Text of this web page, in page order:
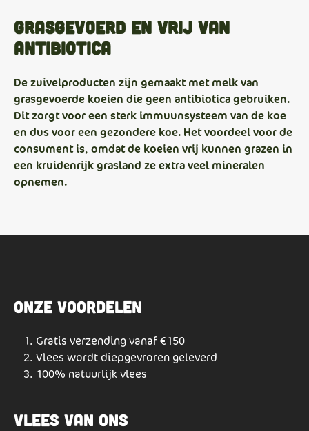
Grasgevoerd en vrij van
antibiotica
De zuivelproducten zijn gemaakt met melk van
grasgevoerde koeien die geen antibiotica gebruiken.
Dit zorgt voor een sterk immuunsysteem van de koe
en dus voor een gezondere koe. Het voordeel voor de
consument is, omdat de koeien vrij kunnen grazen in
een kruidenrijk grasland ze extra veel mineralen
opnemen.
Onze voordelen
Gratis verzending vanaf €150
Vlees wordt diepgevroren geleverd
100% natuurlijk vlees
Vlees van ons